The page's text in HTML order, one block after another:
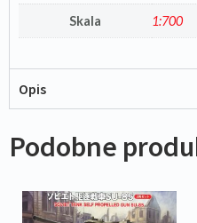
Skala 1:700
Opis
Podobne